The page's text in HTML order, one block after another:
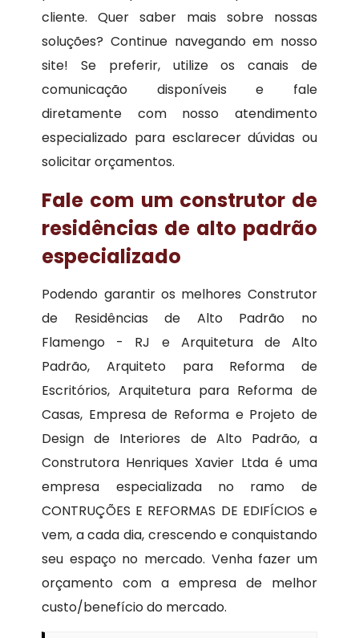
cliente. Quer saber mais sobre nossas
soluções? Continue navegando em nosso
site! Se preferir, utilize os canais de
comunicação disponíveis e fale
diretamente com nosso atendimento
especializado para esclarecer dúvidas ou
solicitar orçamentos.
Fale com um construtor de
residências de alto padrão
especializado
Podendo garantir os melhores Construtor
de Residências de Alto Padrão no
Flamengo - RJ e Arquitetura de Alto
Padrão, Arquiteto para Reforma de
Escritórios, Arquitetura para Reforma de
Casas, Empresa de Reforma e Projeto de
Design de Interiores de Alto Padrão, a
Construtora Henriques Xavier Ltda é uma
empresa especializada no ramo de
CONTRUÇÕES E REFORMAS DE EDIFÍCIOS e
vem, a cada dia, crescendo e conquistando
seu espaço no mercado. Venha fazer um
orçamento com a empresa de melhor
custo/benefício do mercado.